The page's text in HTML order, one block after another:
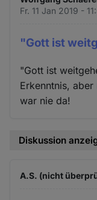
Fr. 11 Jan 2019 -
"Gott ist
"Gott ist
Erkenntnis,
war nie da!
Diskussion
A.S. (nicht
und